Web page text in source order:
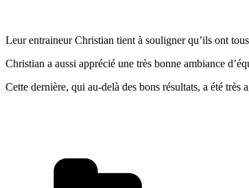
Leur entraineur Christian tient à souligner qu’ils ont
Christian a aussi apprécié une très bonne ambiance
Cette dernière, qui au-delà des bons résultats, a été très